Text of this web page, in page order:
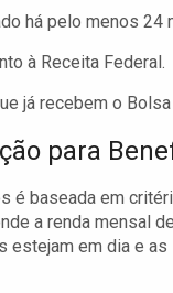
há pelo menos 24
à Receita Federal.
já recebem o
para
é baseada em
a renda mensal
estejam em dia e